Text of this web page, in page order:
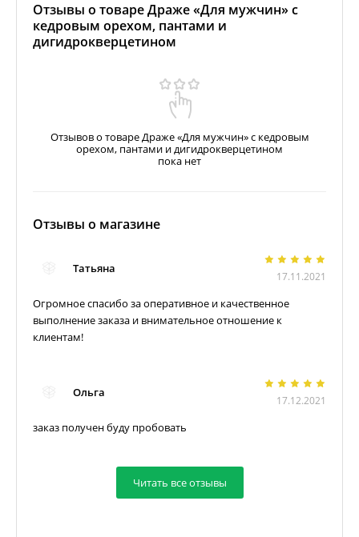
Отзывы о товаре Драже «Для мужчин» с
кедровым орехом, пантами и
дигидрокверцетином
Отзывов о товаре Драже «Для мужчин» с кедровым
орехом, пантами и дигидрокверцетином
пока нет
Отзывы о магазине
Татьяна
17.11.2021
Огромное спасибо за оперативное и качественное
выполнение заказа и внимательное отношение к
клиентам!
Ольга
17.12.2021
заказ получен буду пробовать
Читать все отзывы